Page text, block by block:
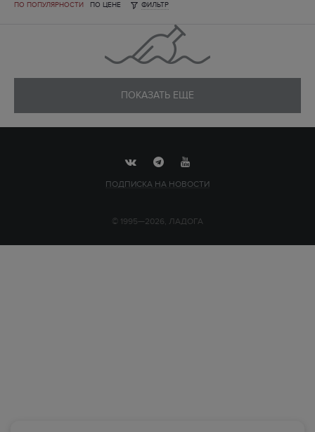
ПО ПОПУЛЯРНОСТИ ПО ЦЕНЕ ФИЛЬТР
ПОКАЗАТЬ ЕЩЕ
ПОДПИСКА НА НОВОСТИ
© 1995—2026, ЛАДОГА